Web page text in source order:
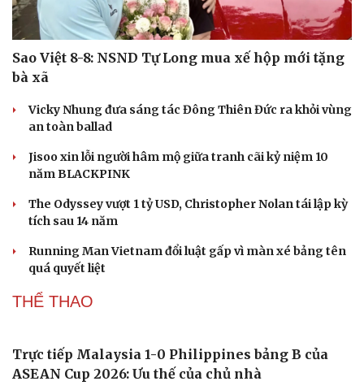
Văn học
Âm nhạc
Di sản
Thời trang
Sao Việt
Sao Việt 8-8: NSND Tự Long mua xế hộp mới tặng
bà xã
Vicky Nhung đưa sáng tác Đông Thiên Đức ra khỏi vùng
an toàn ballad
Jisoo xin lỗi người hâm mộ giữa tranh cãi kỷ niệm 10
năm BLACKPINK
The Odyssey vượt 1 tỷ USD, Christopher Nolan tái lập kỳ
tích sau 14 năm
Running Man Vietnam đổi luật gấp vì màn xé bảng tên
quá quyết liệt
THỂ THAO